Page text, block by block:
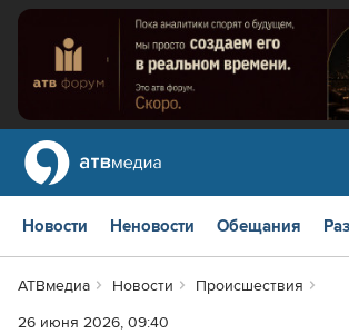
Новости Неновости Обещания
АТВмедиа Новости
Происшествия
26 июня 2026, 09:40